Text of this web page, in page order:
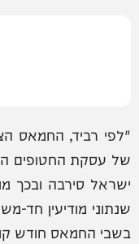
"לפי רביד, החמאס
ישראל סירבה ובכך
שנתוני מודיעין חד-
בשבי החמאס חודש קודם